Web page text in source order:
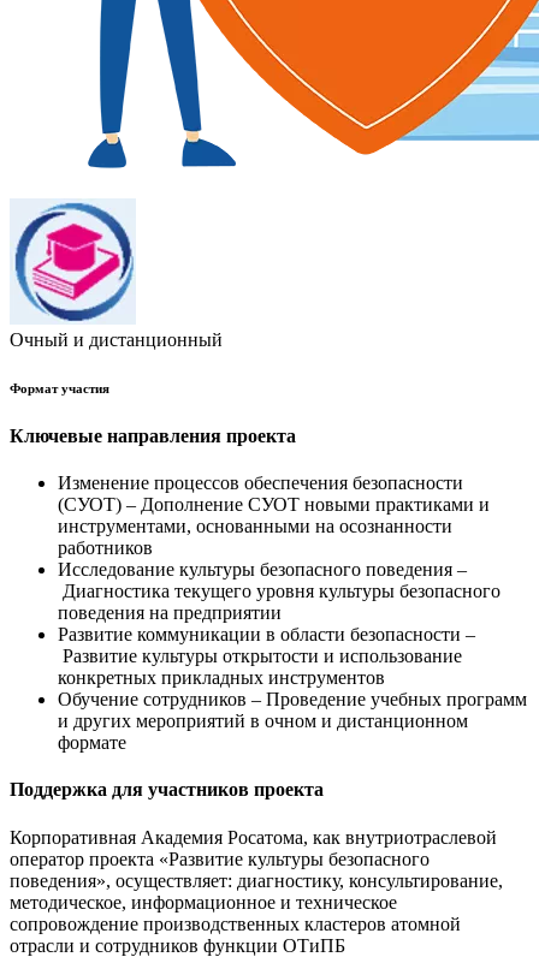
Очный и дистанционный
Формат участия
Ключевые направления проекта
Изменение процессов обеспечения безопасности
(СУОТ) – Дополнение СУОТ новыми практиками и
инструментами, основанными на осознанности
работников
Исследование культуры безопасного поведения –
Диагностика текущего уровня культуры безопасного
поведения на предприятии
Развитие коммуникации в области безопасности –
Развитие культуры открытости и использование
конкретных прикладных инструментов
Обучение сотрудников – Проведение учебных программ
и других мероприятий в очном и дистанционном
формате
Поддержка для участников проекта
Корпоративная Академия Росатома, как внутриотраслевой
оператор проекта «Развитие культуры безопасного
поведения», осуществляет: диагностику, консультирование,
методическое, информационное и техническое
сопровождение производственных кластеров атомной
отрасли и сотрудников функции ОТиПБ